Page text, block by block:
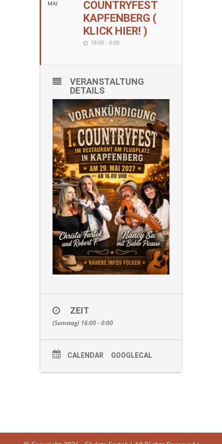
MAI
COUNTRYFEST
KAPFENBERG (
KLICK HIER! )
16:00 - 0:00
VERANSTALTUNG
DETAILS
ZEIT
(Samstag) 16:00 - 0:00
CALENDAR GOOGLECAL